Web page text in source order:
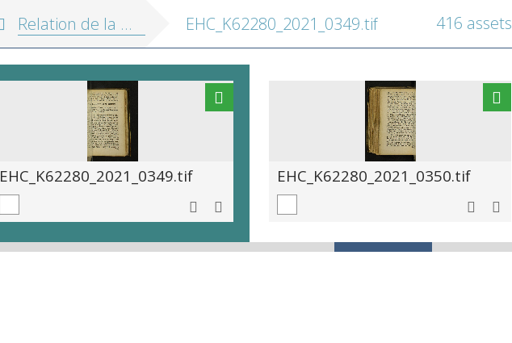
Relation de la captivité &amp; liberté du sieur Emanuel d'Aranda EHC_K62280_2021_0349.tif 416 assets
EHC_K62280_2021_0349.tif EHC_K62280_2021_0350.tif